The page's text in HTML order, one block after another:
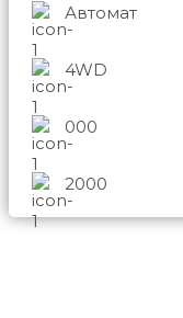
Автомат
4WD
000
2000